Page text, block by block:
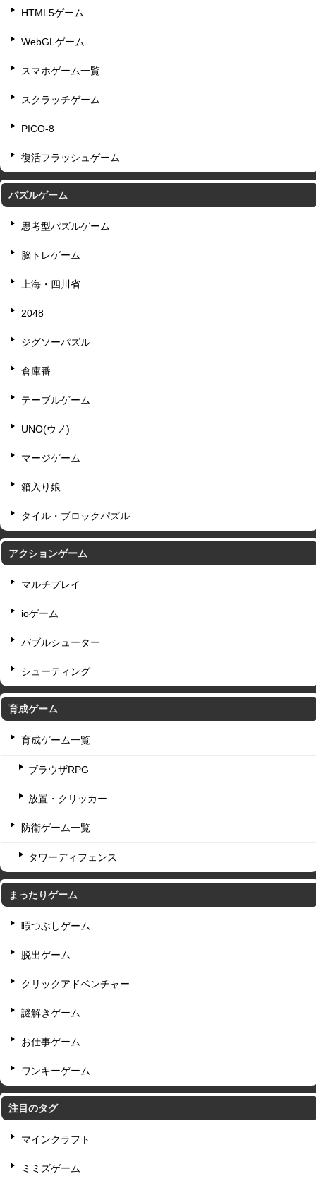
HTML5ゲーム
WebGLゲーム
スマホゲーム一覧
スクラッチゲーム
PICO-8
復活フラッシュゲーム
パズルゲーム
思考型パズルゲーム
脳トレゲーム
上海・四川省
2048
ジグソーパズル
倉庫番
テーブルゲーム
UNO(ウノ)
マージゲーム
箱入り娘
タイル・ブロックパズル
アクションゲーム
マルチプレイ
ioゲーム
バブルシューター
シューティング
育成ゲーム
育成ゲーム一覧
ブラウザRPG
放置・クリッカー
防衛ゲーム一覧
タワーディフェンス
まったりゲーム
暇つぶしゲーム
脱出ゲーム
クリックアドベンチャー
謎解きゲーム
お仕事ゲーム
ワンキーゲーム
注目のタグ
マインクラフト
ミミズゲーム